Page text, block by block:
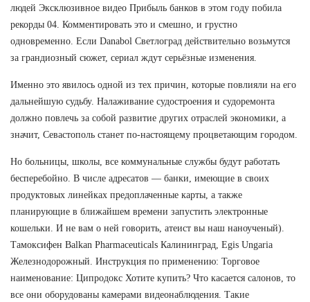
людей Эксклюзивное видео Прибыль банков в этом году побила
рекорды 04. Комментировать это и смешно, и грустно
одновременно. Если Danabol Светлоград действительно возьмутся
за грандиозный сюжет, сериал ждут серьёзные изменения.
Именно это явилось одной из тех причин, которые повлияли на его
дальнейшую судьбу. Налаживание судостроения и судоремонта
должно повлечь за собой развитие других отраслей экономики, а
значит, Севастополь станет по-настоящему процветающим городом.
Но больницы, школы, все коммунальные службы будут работать
бесперебойно. В числе адресатов — банки, имеющие в своих
продуктовых линейках предоплаченные карты, а также
планирующие в ближайшем времени запустить электронные
кошельки. И не вам о ней говорить, атеист вы наш наноученый).
Тамоксифен Balkan Pharmaceuticals Калининград, Egis Ungaria
Железнодорожный. Инструкция по применению: Торговое
наименование: Ципродокс Хотите купить? Что касается салонов, то
все они оборудованы камерами видеонаблюдения. Такие